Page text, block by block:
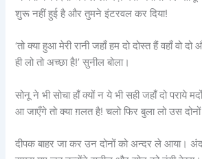
शुरू नहीं हुई है और तुमने इंटरवल कर दिया!
‘तो क्या हुआ मेरी रानी जहाँ हम दो दोस्त हैं वहाँ वो
ही लो तो अच्छा है!’ सुनील बोला।
सोनू ने भी सोचा हाँ क्यों न ये भी सही जहाँ दो पराये
आ जाएँगे तो क्या ग़लत है! चलो फिर बुला लो उस दोनों
दीपक बाहर जा कर उन दोनों को अन्दर ले आया।